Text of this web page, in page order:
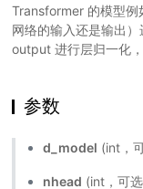
Transformer 的模型例
网络的输入还是输出
output 进行层归一化
参数
d_model (int，
nhead (int，可